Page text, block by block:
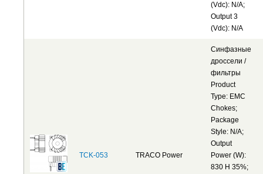
(Vdc): N/A;
Output 3
(Vdc): N/A
TCK-053 TRACO Power
Синфазные
дроссели /
фильтры
Product
Type: EMC
Chokes;
Package
Style: N/A;
Output
Power (W):
830 H 35%;